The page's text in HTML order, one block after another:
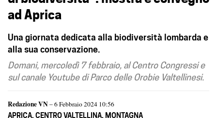
ad Aprica
Una giornata dedicata alla biodiversità lombarda e
alla sua conservazione.
Domani, mercoledì 7 febbraio, al Centro Congressi e
sul canale Youtube di Parco delle Orobie Valtellinesi.
Redazione VN– 6 Febbraio 2024 10:56
APRICA, CENTRO VALTELLINA, MONTAGNA